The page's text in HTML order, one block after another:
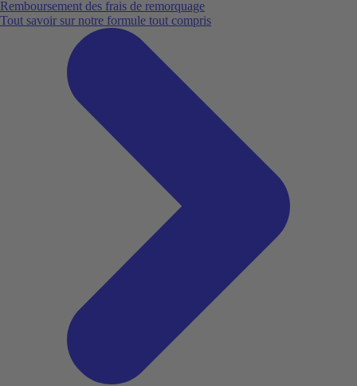
Remboursement des frais de remorquage
Tout savoir sur notre formule tout compris